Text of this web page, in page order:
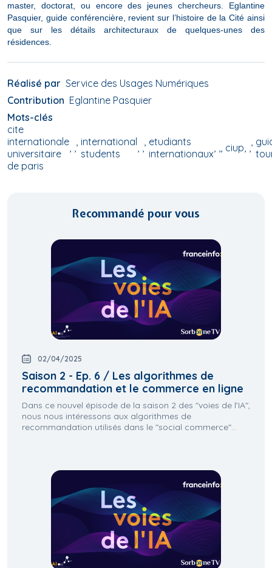
master, doctorat, ou encore des jeunes chercheurs. Eglantine
Pasquier, guide conférencière, revient sur l’histoire de la Cité ainsi
que sur les détails architecturaux de quelques-unes des
résidences.
Réalisé par Service des Usages Numériques
Contribution Eglantine Pasquier
Mots-clés
cite
internationale
universitaire
de paris
, international
students
, etudiants
internationaux , ciup ,
Recommandé pour vous
02/04/2025
Saison 2 - Ep. 6 / Les algorithmes de
recommandation et le commerce en ligne
Dans ce nouvel épisode de la saison 2 des "voies de l'IA",
nous nous intéressons aux algorithmes de
recommandation utilisés dans le "social commerce"...